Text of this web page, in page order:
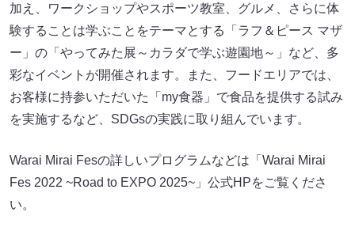
加え、ワークショップやスポーツ教室、グルメ、さらに体
験することは学ぶことをテーマとする「ラフ＆ピース マザ
ー」の「やってみた展～カラダで学ぶ遊園地～」など、多
彩なイベントが開催されます。また、フードエリアでは、
お客様に持参いただいた「my食器」で食品を提供する試み
を実施するなど、SDGsの実践に取り組んでいます。
Warai Mirai Fesの詳しいプログラムなどは「Warai Mirai
Fes 2022 ~Road to EXPO 2025~」公式HPをご覧くださ
い。